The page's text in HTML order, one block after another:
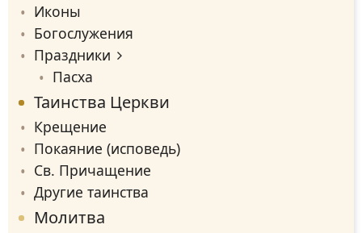
Иконы
Богослужения
Праздники
Пасха
Таинства Церкви
Крещение
Покаяние (исповедь)
Св. Причащение
Другие таинства
Молитва